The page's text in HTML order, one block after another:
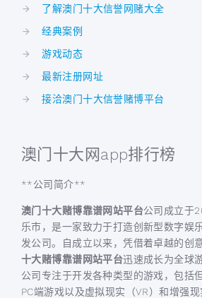
了解澳门十大信誉网赌大全
经典案例
游戏动态
最新注册网址
接洽澳门十大信誉赌博平台
澳门十大网app排行榜
**公司简介**
澳门十大赌博靠谱网站平台公司成立于
乐市，是一家致力于打造创新型数字娱
发公司。自成立以来，凭借着卓越的创
十大赌博靠谱网站平台迅速成长为全球
公司专注于开发各种类型的游戏，包括
PC端游戏以及虚拟现实（VR）和增强